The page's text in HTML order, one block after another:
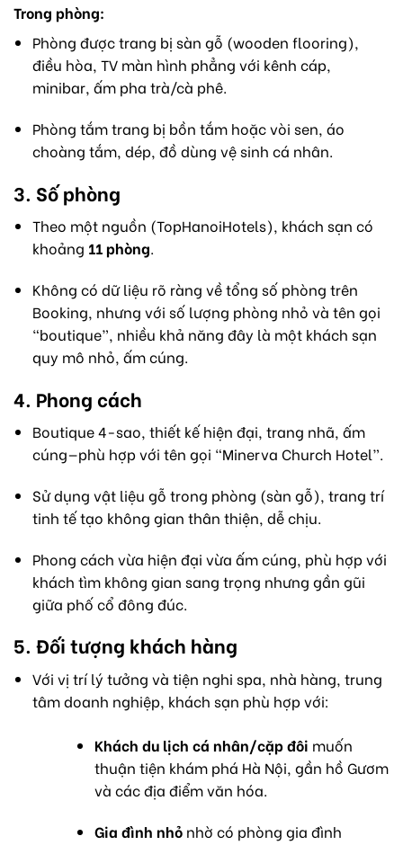
Trong phòng:
Phòng được trang bị sàn gỗ (wooden flooring),
điều hòa, TV màn hình phẳng với kênh cáp,
minibar, ấm pha trà/cà phê.
Phòng tắm trang bị bồn tắm hoặc vòi sen, áo
choàng tắm, dép, đồ dùng vệ sinh cá nhân.
3. Số phòng
Theo một nguồn (TopHanoiHotels), khách sạn có
khoảng 11 phòng.
Không có dữ liệu rõ ràng về tổng số phòng trên
Booking, nhưng với số lượng phòng nhỏ và tên gọi
“boutique”, nhiều khả năng đây là một khách sạn
quy mô nhỏ, ấm cúng.
4. Phong cách
Boutique 4-sao, thiết kế hiện đại, trang nhã, ấm
cúng—phù hợp với tên gọi “Minerva Church Hotel”.
Sử dụng vật liệu gỗ trong phòng (sàn gỗ), trang trí
tinh tế tạo không gian thân thiện, dễ chịu.
Phong cách vừa hiện đại vừa ấm cúng, phù hợp với
khách tìm không gian sang trọng nhưng gần gũi
giữa phố cổ đông đúc.
5. Đối tượng khách hàng
Với vị trí lý tưởng và tiện nghi spa, nhà hàng, trung
tâm doanh nghiệp, khách sạn phù hợp với:
Khách du lịch cá nhân/cặp đôi muốn
thuận tiện khám phá Hà Nội, gần hồ Gươm
và các địa điểm văn hóa.
Gia đình nhỏnhờ có phòng gia đình